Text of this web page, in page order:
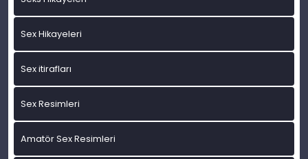
Sex Hikayeleri
Sex itirafları
Sex Resimleri
Amatör Sex Resimleri